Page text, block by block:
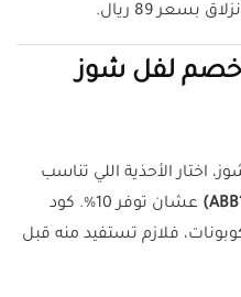
89 ريال.
خصم لفل شوز
اختار الأحذية اللي تناسب
عشان توفر 10%. كود
فلازم تستفيد منه قبل